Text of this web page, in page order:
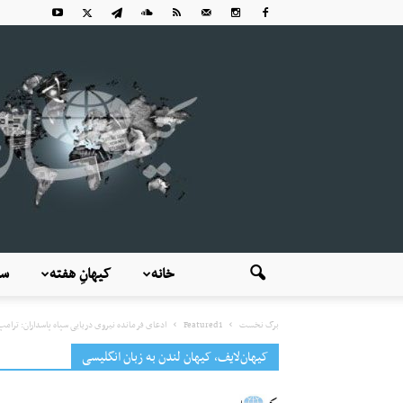
کیهانِ هفته خانه
برگ نخست Featured1 ادعای فرمانده نیروی دریایی سپاه پاسداران:
کیهان‌لایف، کیهان لندن به زبان انگلیسی